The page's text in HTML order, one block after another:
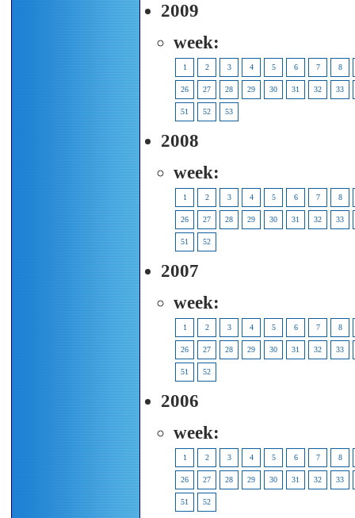
2009
week:
1 2 3 4 5 6 7 8
26 27 28 29 30 31 32 33
51 52 53
2008
week:
1 2 3 4 5 6 7 8
26 27 28 29 30 31 32 33
51 52
2007
week:
1 2 3 4 5 6 7 8
26 27 28 29 30 31 32 33
51 52
2006
week:
1 2 3 4 5 6 7 8
26 27 28 29 30 31 32 33
51 52